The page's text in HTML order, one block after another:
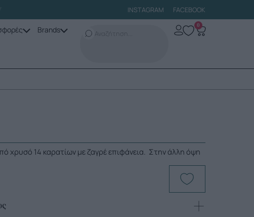
INSTAGRAM FACEBOOK
Brands 0
χρυσό 14 καρατίων με ζαγρέ επιφάνεια. Στην άλλη όψη